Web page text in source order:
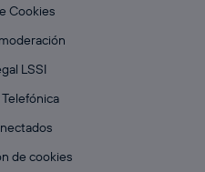
Cookies
LSSI
de cookies